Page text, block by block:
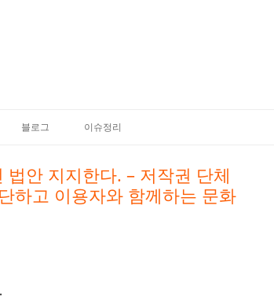
블로그 이슈정리
안 지지한다. – 저작권 단체
하고 이용자와 함께하는 문화